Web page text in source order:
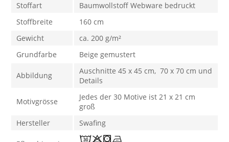
Stoffart
Baumwollstoff Webware bedruckt
Stoffbreite
160 cm
Gewicht
ca. 200 g/m²
Grundfarbe
Beige gemustert
Abbildung
Auschnitte 45 x 45 cm, 70 x 70 cm und
Details
Motivgrösse
Jedes der 30 Motive ist 21 x 21 cm
groß
Hersteller
Swafing